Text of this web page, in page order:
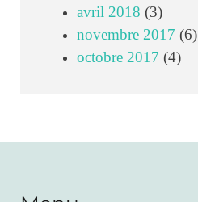
avril 2018 (3)
novembre 2017 (6)
octobre 2017 (4)